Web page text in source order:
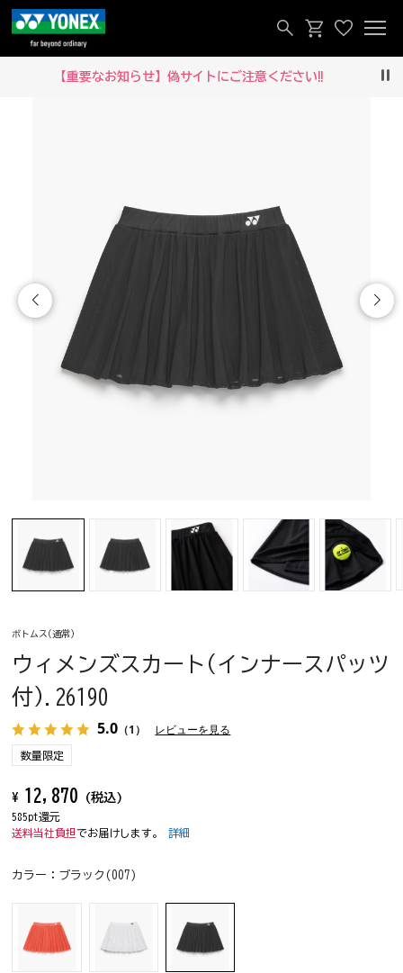
【重要なお知らせ】偽サイトにご注意ください‼
ボトムス(通常)
ウィメンズスカート(インナースパッツ
付).26190
5.0 （1） レビューを見る
数量限定
¥ 12,870 (税込)
585pt還元
送料当社負担 でお届けします。詳細
カラー： ブラック(007)